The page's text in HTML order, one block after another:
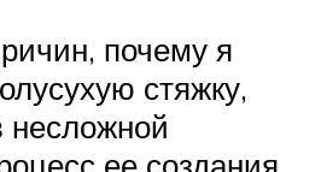
почему я
стяжку,
несложной
ее создания